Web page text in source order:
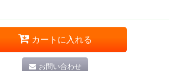
カートに入れる
お問い合わせ